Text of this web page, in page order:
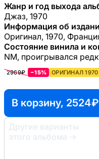
Жанр и год выхода
Джаз, 1970
Информация об
Оригинал, 1970,
Состояние винила и
NM, проигрывался
2969₽ −15% ОРИГИНАЛ 1970
В корзину, 2524 ₽
Другие варианты
этого альбома
→